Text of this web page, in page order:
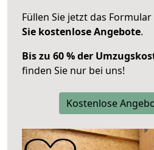
Füllen Sie jetzt das
Sie kostenlose Angebote.
Bis zu 60 % der
finden Sie nur bei uns!
Kostenlose